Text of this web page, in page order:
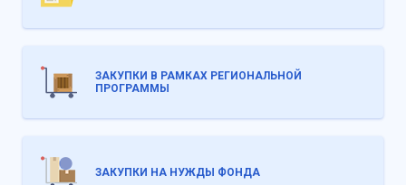
ЗАКУПКИ В РАМКАХ РЕГИОНАЛЬНОЙ
ПРОГРАММЫ
ЗАКУПКИ НА НУЖДЫ ФОНДА